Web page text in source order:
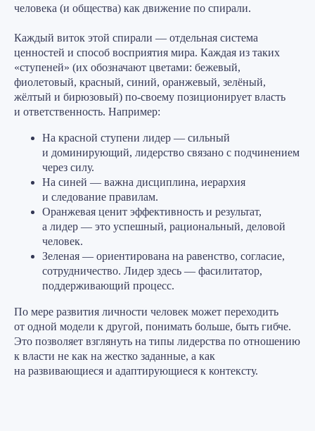
человека (и общества) как движение по спирали.
Каждый виток этой спирали — отдельная система
ценностей и способ восприятия мира. Каждая из таких
«ступеней» (их обозначают цветами: бежевый,
фиолетовый, красный, синий, оранжевый, зелёный,
жёлтый и бирюзовый) по-своему позиционирует власть
и ответственность. Например:
На красной ступени лидер — сильный
и доминирующий, лидерство связано с подчинением
через силу.
На синей — важна дисциплина, иерархия
и следование правилам.
Оранжевая ценит эффективность и результат,
а лидер — это успешный, рациональный, деловой
человек.
Зеленая — ориентирована на равенство, согласие,
сотрудничество. Лидер здесь — фасилитатор,
поддерживающий процесс.
По мере развития личности человек может переходить
от одной модели к другой, понимать больше, быть гибче.
Это позволяет взглянуть на типы лидерства по отношению
к власти не как на жестко заданные, а как
на развивающиеся и адаптирующиеся к контексту.